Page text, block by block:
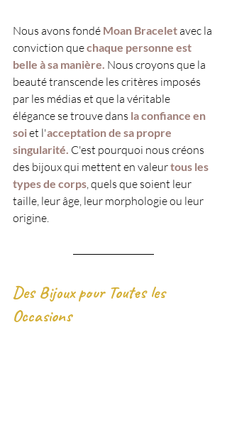
Nous avons fondé Moan Bracelet avec la
conviction que chaque personne est
belle à sa manière. Nous croyons que la
beauté transcende les critères imposés
par les médias et que la véritable
élégance se trouve dans la confiance en
soi et l'acceptation de sa propre
singularité. C'est pourquoi nous créons
des bijoux qui mettent en valeur tous les
types de corps, quels que soient leur
taille, leur âge, leur morphologie ou leur
origine.
Des Bijoux pour Toutes les
Occasions